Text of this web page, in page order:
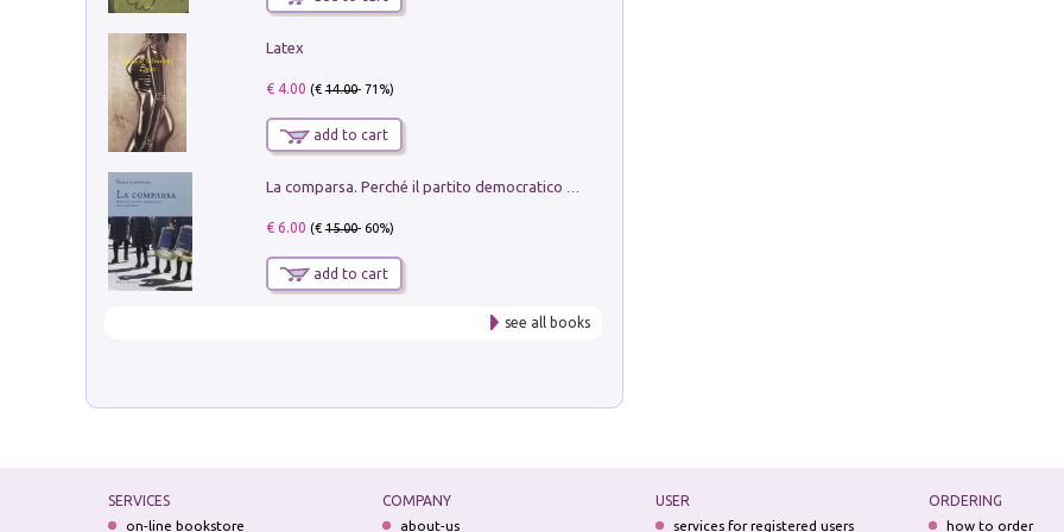
Latex
€ 4.00 (€14.00- 71%)
add to cart
€ 6.00 (€15.00- 60%)
add to cart
see all books
SERVICES
on-line bookstore
COMPANY
about-us
USER
services for registered users
ORDERING
how to order